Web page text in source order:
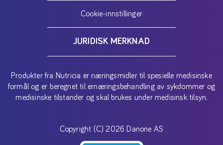
Cookie-innstillinger
JURIDISK MERKNAD
Produkter fra Nutricia er næringsmidler til spesielle medisinske
formål og er beregnet til ernæringsbehandling av sykdommer og
medisinske tilstander og skal brukes under medisinsk tilsyn.
Copyright (C) 2026 Danone AS